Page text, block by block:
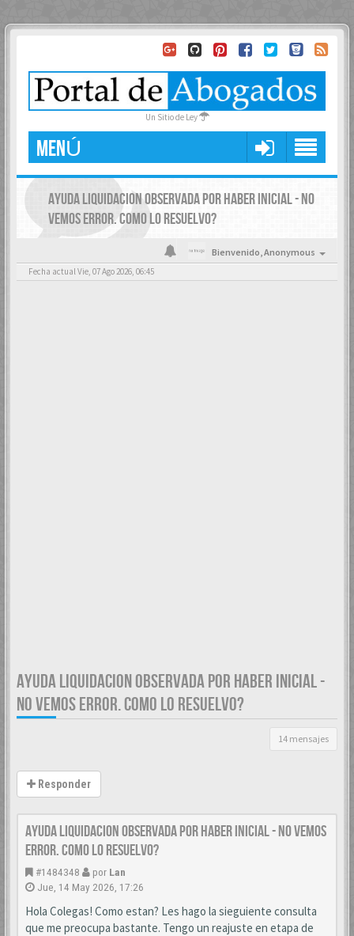
Un Sitio de Ley
MENÚ
AYUDA LIQUIDACION OBSERVADA POR HABER INICIAL - NO
VEMOS ERROR. COMO LO RESUELVO?
Bienvenido,Anonymous
Fecha actual Vie, 07 Ago 2026, 06:45
AYUDA LIQUIDACION OBSERVADA POR HABER INICIAL -
NO VEMOS ERROR. COMO LO RESUELVO?
14 mensajes
Responder
AYUDA LIQUIDACION OBSERVADA POR HABER INICIAL - NO VEMOS
ERROR. COMO LO RESUELVO?
#1484348 por Lan
Jue, 14 May 2026, 17:26
Hola Colegas! Como estan? Les hago la sieguiente consulta
que me preocupa bastante. Tengo un reajuste en etapa de